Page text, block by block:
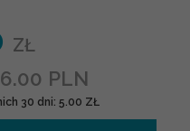
ZŁ
PLN
30 dni: 5.00 ZŁ